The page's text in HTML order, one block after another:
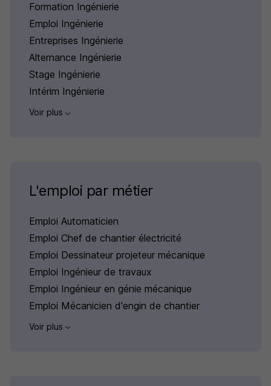
Formation Ingénierie
Emploi Ingénierie
Entreprises Ingénierie
Alternance Ingénierie
Stage Ingénierie
Intérim Ingénierie
Voir plus
L'emploi par métier
Emploi Automaticien
Emploi Chef de chantier électricité
Emploi Dessinateur projeteur mécanique
Emploi Ingénieur de travaux
Emploi Ingénieur en génie mécanique
Emploi Mécanicien d'engin de chantier
Voir plus